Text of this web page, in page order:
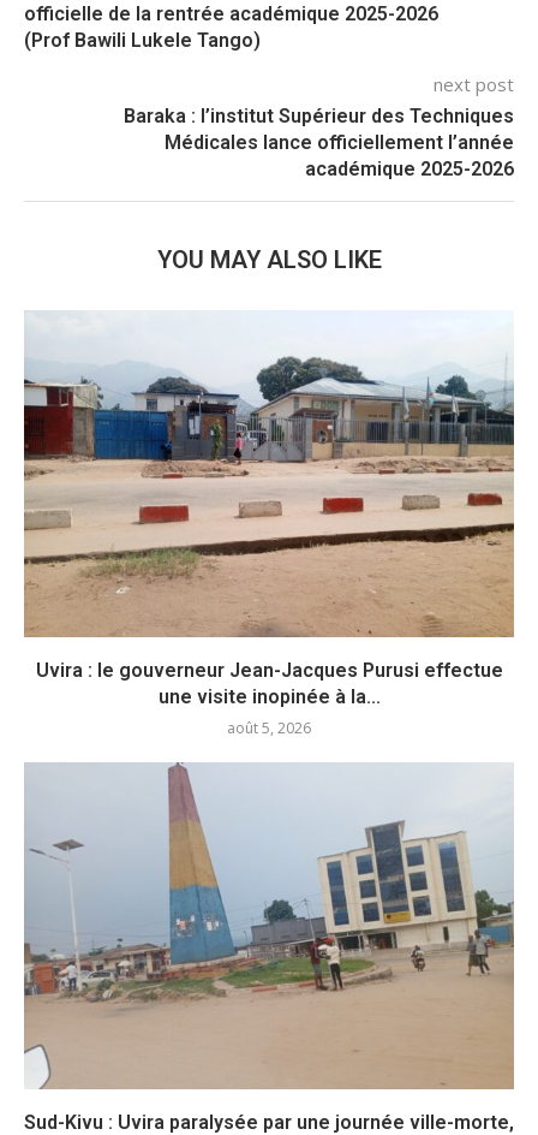
officielle de la rentrée académique 2025-2026
(Prof Bawili Lukele Tango)
next post
Baraka : l’institut Supérieur des Techniques
Médicales lance officiellement l’année
académique 2025-2026
YOU MAY ALSO LIKE
Uvira : le gouverneur Jean-Jacques Purusi effectue
une visite inopinée à la...
août 5, 2026
Sud-Kivu : Uvira paralysée par une journée ville-morte,